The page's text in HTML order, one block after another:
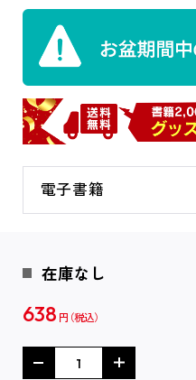
電子書籍
在庫なし
638 円